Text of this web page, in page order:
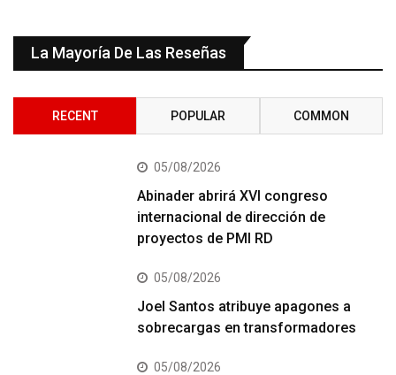
La Mayoría De Las Reseñas
RECENT POPULAR COMMON
05/08/2026
Abinader abrirá XVI congreso
internacional de dirección de
proyectos de PMI RD
05/08/2026
Joel Santos atribuye apagones a
sobrecargas en transformadores
05/08/2026